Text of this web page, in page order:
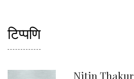
टिप्पणि
Nitin Thakur